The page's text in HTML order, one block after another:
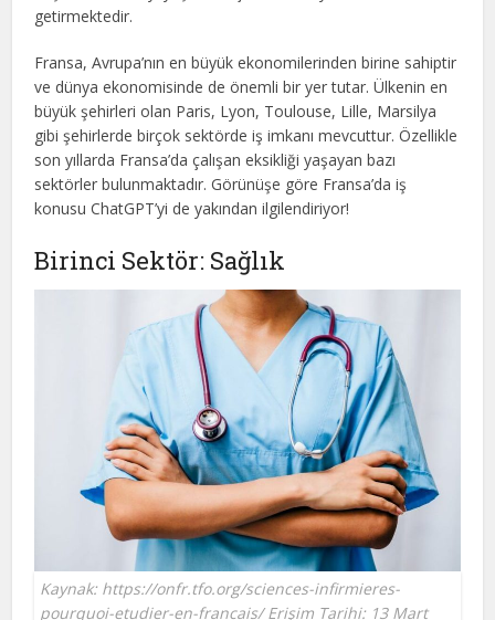
getirmektedir.
Fransa, Avrupa’nın en büyük ekonomilerinden birine sahiptir
ve dünya ekonomisinde de önemli bir yer tutar. Ülkenin en
büyük şehirleri olan Paris, Lyon, Toulouse, Lille, Marsilya
gibi şehirlerde birçok sektörde iş imkanı mevcuttur. Özellikle
son yıllarda Fransa’da çalışan eksikliği yaşayan bazı
sektörler bulunmaktadır. Görünüşe göre Fransa’da iş
konusu ChatGPT’yi de yakından ilgilendiriyor!
Birinci Sektör: Sağlık
Kaynak: https://onfr.tfo.org/sciences-infirmieres-
pourquoi-etudier-en-francais/ Erişim Tarihi: 13 Mart